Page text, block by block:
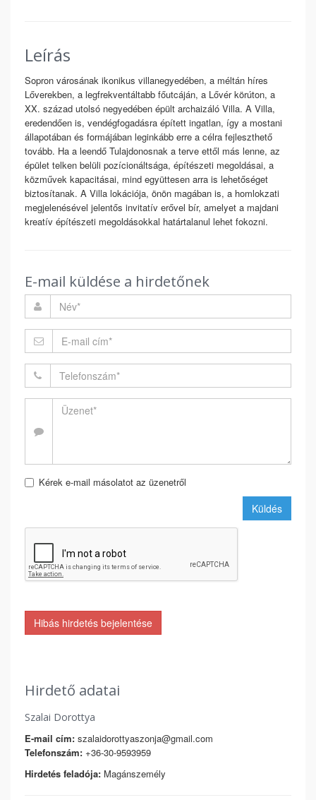
Leírás
Sopron városának ikonikus villanegyedében, a méltán híres
Lőverekben, a legfrekventáltabb főutcáján, a Lővér körúton, a
XX. század utolsó negyedében épült archaizáló Villa. A Villa,
eredendően is, vendégfogadásra épített ingatlan, így a mostani
állapotában és formájában leginkább erre a célra fejleszthető
tovább. Ha a leendő Tulajdonosnak a terve ettől más lenne, az
épület telken belüli pozícionáltsága, építészeti megoldásai, a
közművek kapacitásai, mind együttesen arra is lehetőséget
biztosítanak. A Villa lokációja, önön magában is, a homlokzati
megjelenésével jelentős invitatív erővel bír, amelyet a majdani
kreatív építészeti megoldásokkal határtalanul lehet fokozni.
E-mail küldése a hirdetőnek
Kérek e-mail másolatot az üzenetről
Küldés
Hibás hirdetés bejelentése
Hirdető adatai
Szalai Dorottya
E-mail cím: szalaidorottyaszonja@gmail.com
Telefonszám: +36-30-9593959
Hirdetés feladója: Magánszemély